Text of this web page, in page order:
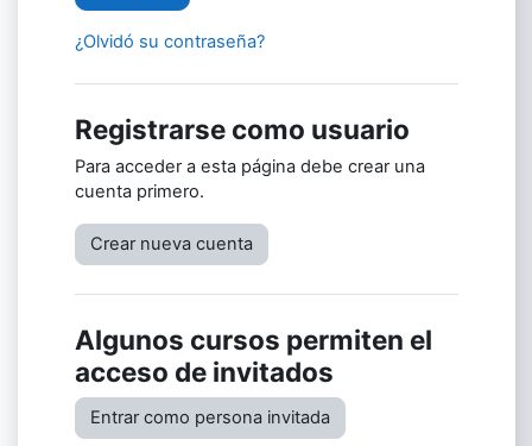
¿Olvidó su contraseña?
Registrarse como usuario
Para acceder a esta página debe crear una
cuenta primero.
Crear nueva cuenta
Algunos cursos permiten el
acceso de invitados
Entrar como persona invitada